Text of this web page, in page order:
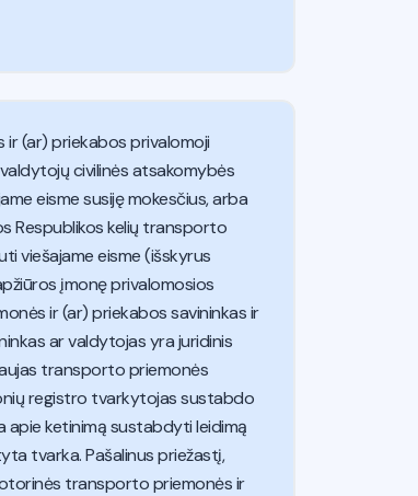
(ar) priekabos privalomoji
civilinės atsakomybės
eisme susiję mokesčius, arba
Respublikos kelių transporto
viešajame eisme (išskyrus
įmonę privalomosios
ir (ar) priekabos savininkas ir
ar valdytojas yra juridinis
transporto priemonės
registro tvarkytojas sustabdo
apie ketinimą sustabdyti leidimą
tvarka. Pašalinus priežastį,
transporto priemonės ir